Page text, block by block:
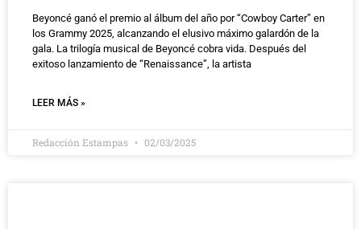
Beyoncé ganó el premio al álbum del año por “Cowboy Carter” en
los Grammy 2025, alcanzando el elusivo máximo galardón de la
gala. La trilogía musical de Beyoncé cobra vida. Después del
exitoso lanzamiento de “Renaissance”, la artista
LEER MÁS »
Redacción Estampas 02/03/2025